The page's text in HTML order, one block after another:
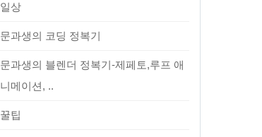
일상
문과생의 코딩 정복기
문과생의 블렌더 정복기-제페토,루프 애
니메이션, ..
꿀팁